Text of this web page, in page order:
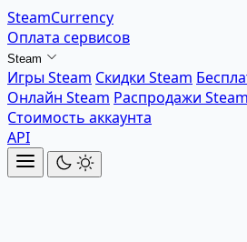
SteamCurrency
Оплата сервисов
Steam
Игры Steam Скидки Steam
Онлайн Steam Распродажи Steam
Стоимость аккаунта
API